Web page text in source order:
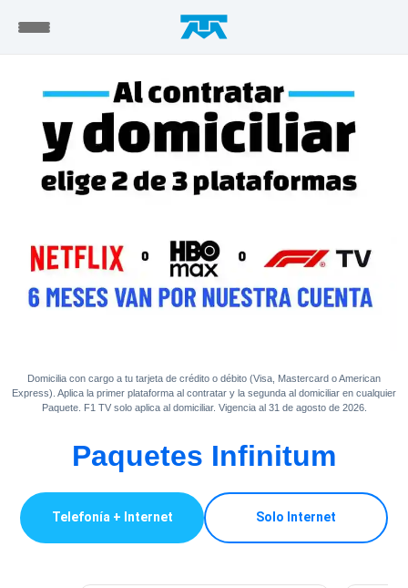
Domicilia con cargo a tu tarjeta de crédito o débito (Visa, Mastercard o American
Express). Aplica la primer plataforma al contratar y la segunda al domiciliar en cualquier
Paquete. F1 TV solo aplica al domiciliar. Vigencia al 31 de agosto de 2026.
Paquetes Infinitum
Telefonía + Internet Solo Internet